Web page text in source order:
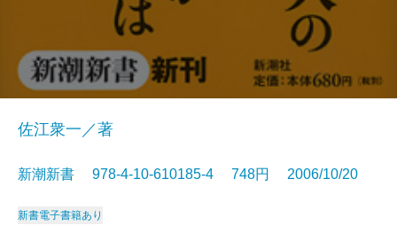
佐江衆一／著
新潮新書 978-4-10-610185-4 748円 2006/10/20
新書電子書籍あり